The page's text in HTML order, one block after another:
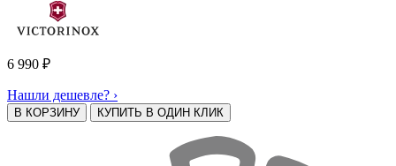
6 990 ₽
Нашли дешевле? ›
В КОРЗИНУ КУПИТЬ В ОДИН КЛИК